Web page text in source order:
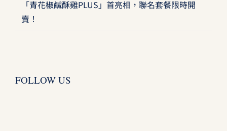
「青花椒鹹酥雞PLUS」首亮相，聯名套餐限時開
賣！
FOLLOW US